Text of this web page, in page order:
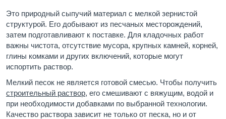
Это природный сыпучий материал с мелкой зернистой
структурой. Его добывают из песчаных месторождений,
затем подготавливают к поставке. Для кладочных работ
важны чистота, отсутствие мусора, крупных камней, корней,
глины комками и других включений, которые могут
испортить раствор.
Мелкий песок не является готовой смесью. Чтобы получить
строительный раствор, его смешивают с вяжущим, водой и
при необходимости добавками по выбранной технологии.
Качество раствора зависит не только от песка, но и от